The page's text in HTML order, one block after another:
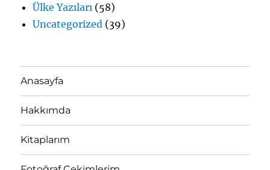
Ülke Yazıları (58)
Uncategorized (39)
Anasayfa
Hakkımda
Kitaplarım